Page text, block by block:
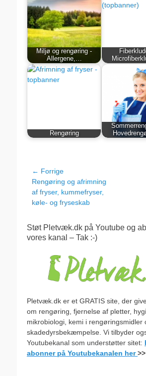
Miljø og rengøring -
Allergene,…
Rengøring
Indlægsnavigation
← Forrige
Forrige
indlæg:
Rengøring og afrimning
af fryser, kummefryser,
køle- og fryseskab
Støt Pletvæk.dk på Youtube og
vores kanal – Tak :-)
Pletvæk.dk er et GRATIS site, der
om rengøring, fjernelse af pletter,
mikrobiologi, kemi i rengøringsmidler
skadedyrsbekæmpelse. Vi tilbyder
Youtubekanal som understøtter sitet:
abonner på Youtubekanalen her>>